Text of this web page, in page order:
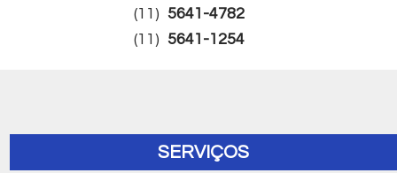
(11) 5641-4782
(11) 5641-1254
SERVIÇOS